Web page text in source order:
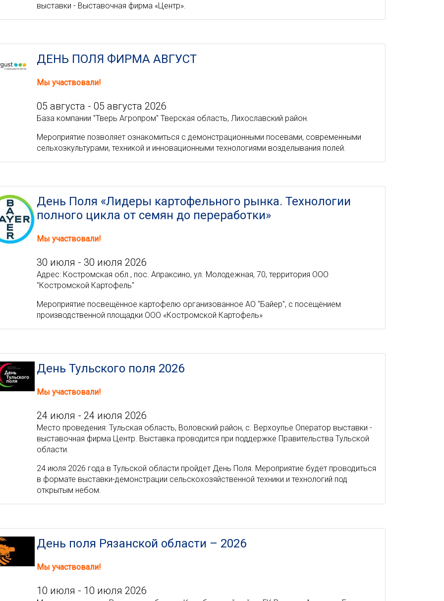
выставки - Выставочная фирма «Центр».
ДЕНЬ ПОЛЯ ФИРМА АВГУСТ
Мы участвовали!
05 августа - 05 августа 2026
База компании "Тверь Агропром" Тверская область, Лихославский район.
Мероприятие позволяет ознакомиться с демонстрационными посевами, современными
сельхозкультурами, техникой и инновационными технологиями возделывания полей.
День Поля «Лидеры картофельного рынка. Технологии
полного цикла от семян до переработки»
Мы участвовали!
30 июля - 30 июля 2026
Адрес: Костромская обл., пос. Апраксино, ул. Молодежная, 70, территория ООО
"Костромской Картофель"
Мероприятие посвещённое картофелю организованное АО "Байер", с посещёнием
производственной площадки ООО «Костромской Картофель»
День Тульского поля 2026
Мы участвовали!
24 июля - 24 июля 2026
Место проведения: Тульская область, Воловский район, с. Верхоупье Оператор выставки -
выставочная фирма Центр. Выставка проводится при поддержке Правительства Тульской
области.
24 июля 2026 года в Тульской области пройдет День Поля. Мероприятие будет проводиться
в формате выставки-демонстрации сельскохозяйственной техники и технологий под
открытым небом.
День поля Рязанской области – 2026
Мы участвовали!
10 июля - 10 июля 2026